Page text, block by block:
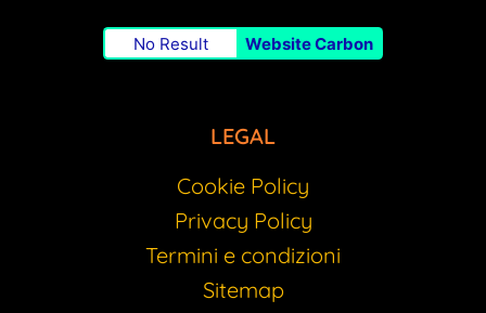
No Result Website Carbon
LEGAL
Cookie Policy
Privacy Policy
Termini e condizioni
Sitemap